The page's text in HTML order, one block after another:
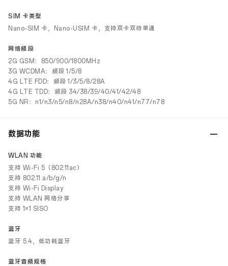
SIM 卡类型
Nano-SIM 卡，Nano-USIM 卡，支持双卡双待单通
网络频段
2G GSM：850/900/1800MHz
3G WCDMA：频段 1/5/8
4G LTE FDD：频段 1/3/5/8/28A
4G LTE TDD：频段 34/38/39/40/41/42/48
5G NR：n1/n3/n5/n8/n28A/n38/n40/n41/n77/n78
数据功能
WLAN 功能
支持 Wi-Fi 5（802.11ac）
支持 802.11 a/b/g/n
支持 Wi-Fi Display
支持 WLAN 网络分享
支持 1×1 SISO
蓝牙
蓝牙 5.4，低功耗蓝牙
蓝牙音频规格